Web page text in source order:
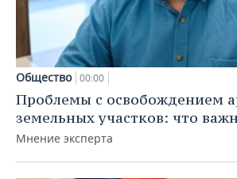
Общество 00:00
Проблемы с освобождением
земельных участков: что
Мнение эксперта